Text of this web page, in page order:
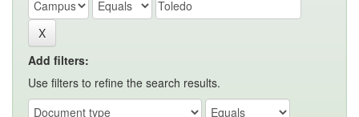
Add filters:
Use filters to refine the search results.